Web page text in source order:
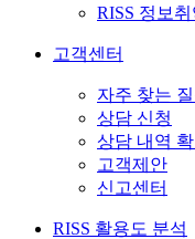
RISS 정보
고객센터
자주 찾는
상담 신청
상담 내역
고객제안
신고센터
RISS 활용도 분석